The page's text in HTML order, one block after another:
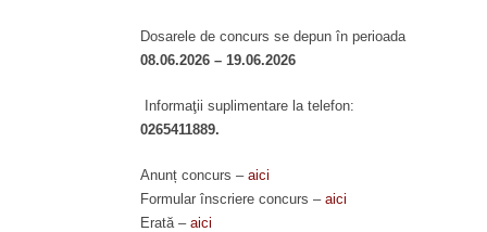
Dosarele de concurs se depun în perioada
08.06.2026 – 19.06.2026
Informaţii suplimentare la telefon:
0265411889.
Anunț concurs – aici
Formular înscriere concurs – aici
Erată – aici